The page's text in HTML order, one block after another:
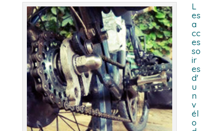
L
es
a
cc
es
so
ir
es
d'
u
n
v
él
o